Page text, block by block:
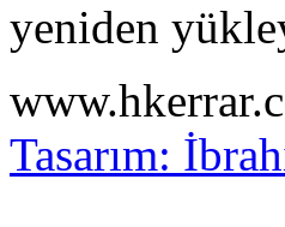
yeniden
Tasarım: